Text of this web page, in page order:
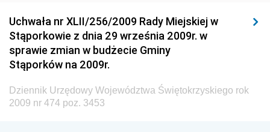
Środowiska
Dziennik Urzędowy Ministerstwa Administracji,
Gospodarki Terenowej i Ochrony Środowiska
Gospodarki Przestrzennej
Uchwała nr XLII/256/2009 Rady Miejskiej w
Stąporkowie z dnia 29 września 2009r. w
sprawie zmian w budżecie Gminy
Stąporków na 2009r.
Dziennik Urzędowy Województwa Świętokrzyskiego rok
2009 nr 474 poz. 3453